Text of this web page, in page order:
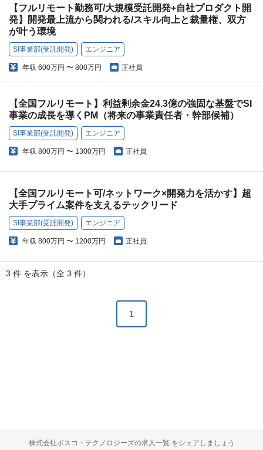
【フルリモート勤務可/大規模受託開発+自社プロダクト開
発】開発最上流から関われる/スキル向上と裁量権、双方
が叶う環境
SI事業部(受託開発) エンジニア
年収 600万円 〜 800万円 正社員
【全国フルリモート】利益剰余金24.3億の強固な基盤でSI
事業の成長を導くPM（将来の事業責任者・幹部候補）
SI事業部(受託開発) エンジニア
年収 800万円 〜 1300万円 正社員
【全国フルリモート可/ネットワーク×開発力を活かす】超
大手プライム案件を支えるテックリード
SI事業部(受託開発) エンジニア
年収 800万円 〜 1200万円 正社員
3 件 を表示（全 3 件）
1
株式会社ボスコ・テクノロジーズの求人一覧 をシェアしましょう